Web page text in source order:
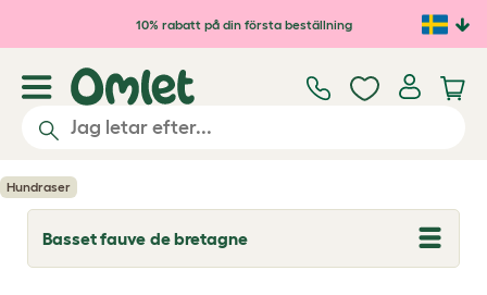
Hoppa till huvudinnehåll
10% rabatt på din första beställning
Hundraser
Basset fauve de bretagne
T
o